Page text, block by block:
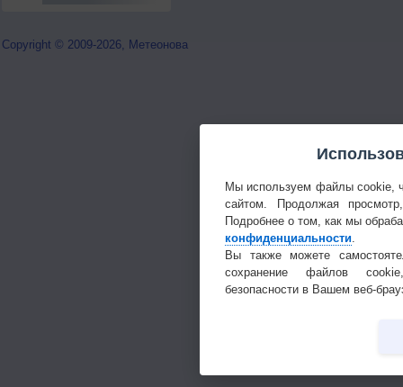
Copyright © 2009-2026, Метеонова
Мы используем файлы cookie,
сайтом. Продолжая
Подробнее о том, как мы
конфиденциальности
Вы также можете
сохранение файлов
безопасности в Вашем веб-